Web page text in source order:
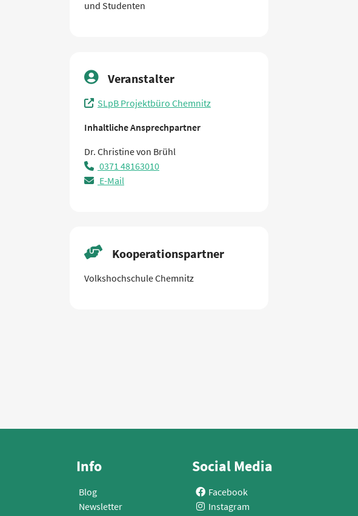
und Studenten
Veranstalter
SLpB Projektbüro Chemnitz
Inhaltliche Ansprechpartner
Dr. Christine von Brühl
0371 48163010
E-Mail
Kooperationspartner
Volkshochschule Chemnitz
Info
Blog
Newsletter
Social Media
Facebook
Instagram